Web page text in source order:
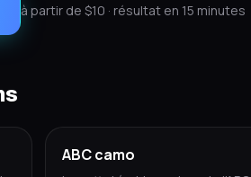
à partir de $10 · résultat en 15 minutes
ABC camo